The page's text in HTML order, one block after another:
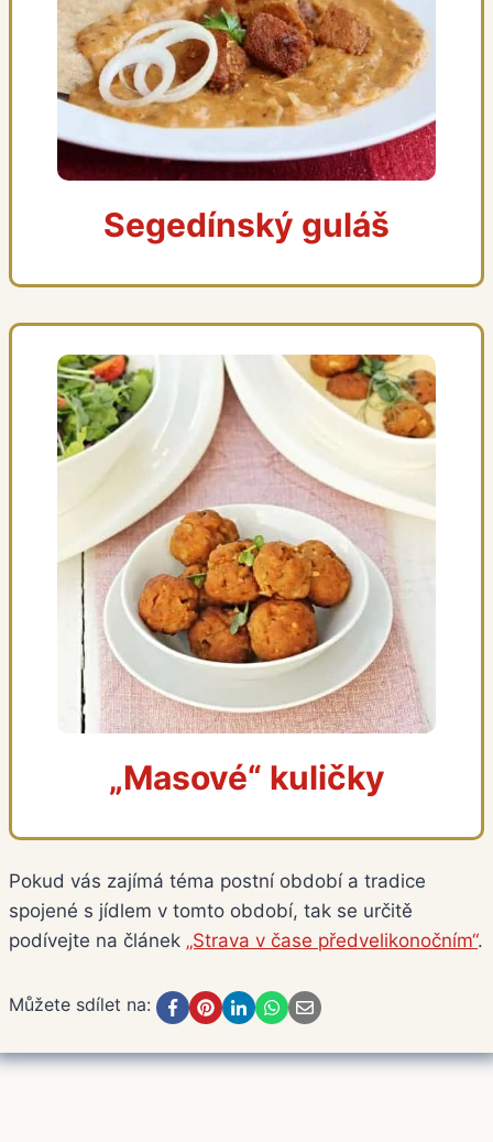
Segedínský guláš
„Masové“ kuličky
Pokud vás zajímá téma postní období a tradice
spojené s jídlem v tomto období, tak se určitě
podívejte na článek „Strava v čase předvelikonočním“.
Můžete sdílet na: